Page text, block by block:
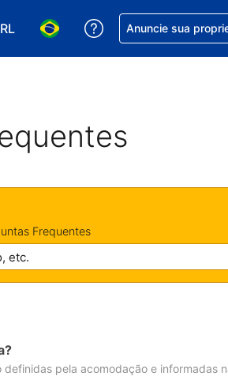
Escolha sua moeda. Atualmente, sua
Escolha seu idioma.
Receber ajuda com
Anuncie sua
Frequentes
pela acomodação e informadas